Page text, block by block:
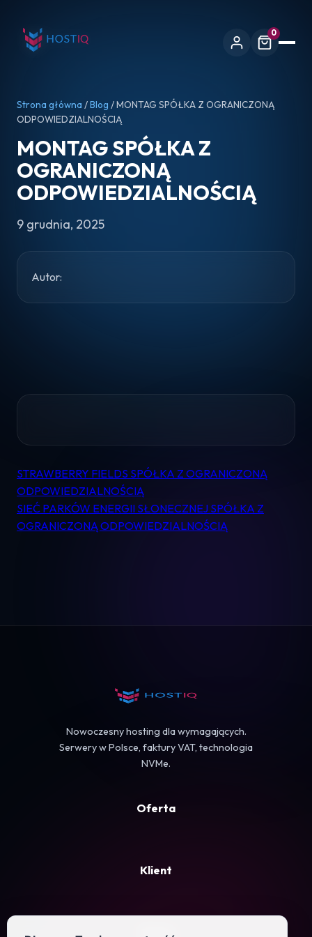
0
Pomoc
Kontakt
Strona główna /Blog / MONTAG SPÓŁKA Z OGRANICZONĄ
ODPOWIEDZIALNOŚCIĄ
MONTAG SPÓŁKA Z
OGRANICZONĄ
ODPOWIEDZIALNOŚCIĄ
9 grudnia, 2025
Autor:
Nawigacja
wpisu
STRAWBERRY FIELDS SPÓŁKA Z OGRANICZONĄ
ODPOWIEDZIALNOŚCIĄ
SIEĆ PARKÓW ENERGII SŁONECZNEJ SPÓŁKA Z
OGRANICZONĄ ODPOWIEDZIALNOŚCIĄ
Nowoczesny hosting dla wymagających.
Serwery w Polsce, faktury VAT, technologia
NVMe.
Oferta
Klient
Firma